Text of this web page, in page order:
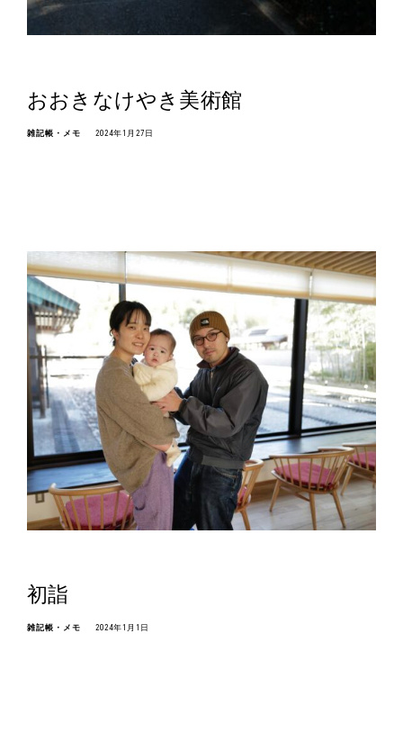
おおきなけやき美術館
雑記帳・メモ 2024年1月27日
初詣
雑記帳・メモ 2024年1月1日